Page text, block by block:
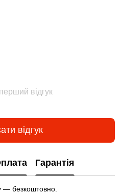
відгук
відгук
Гарантія
— безкоштовно.